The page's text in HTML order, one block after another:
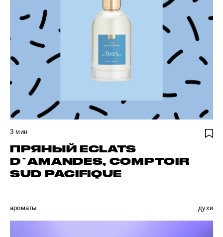
3 мин
ПРЯНЫЙ ECLATS
D`AMANDES, COMPTOIR
SUD PACIFIQUE
ароматы духи